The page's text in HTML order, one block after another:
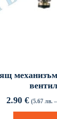
механизъм
вентил
2.90 € (5.67 лв.